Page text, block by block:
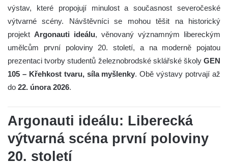
výstav, které propojují minulost a současnost severočeské
výtvarné scény. Návštěvníci se mohou těšit na historický
projekt Argonauti ideálu, věnovaný významným libereckým
umělcům první poloviny 20. století, a na moderně pojatou
prezentaci tvorby studentů železnobrodské sklářské školy GEN
105 – Křehkost tvaru, síla myšlenky. Obě výstavy potrvají až
do 22. února 2026.
Argonauti ideálu: Liberecká
výtvarná scéna první poloviny
20. století